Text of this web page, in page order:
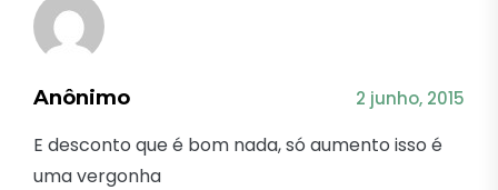
Anônimo 2 junho, 2015
E desconto que é bom nada, só aumento isso é
uma vergonha